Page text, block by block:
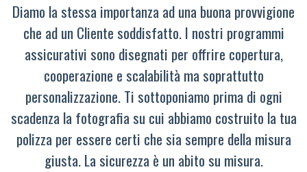
Diamo la stessa importanza ad una buona provvigione
che ad un Cliente soddisfatto. I nostri programmi
assicurativi sono disegnati per offrire copertura,
cooperazione e scalabilità ma soprattutto
personalizzazione. Ti sottoponiamo prima di ogni
scadenza la fotografia su cui abbiamo costruito la tua
polizza per essere certi che sia sempre della misura
giusta. La sicurezza è un abito su misura.